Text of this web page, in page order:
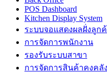
POS Dashboard
Kitchen Display System
ระบบจอแสดงผลฝั่งลูก
การจัดการพนักงาน
รองรับระบบสาขา
การจัดการสินค้าคงคลัง